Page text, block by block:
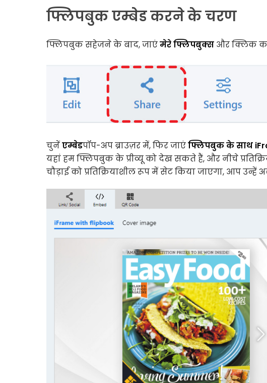
फ्लिपबुक एम्बेड करने के चरण
फ्लिपबुक सहेजने के बाद, जाएंमेरे फ्लिपबुक्स और क्लिक
चुनेंएम्बेडपॉप-अप ब्राउज़र में, फिर जाएंफ्लिपबुक के साथ
यहां हम फ्लिपबुक के प्रीव्यू को देख सकते हैं, और नीचे
चौड़ाई को प्रतिक्रियाशील रूप में सेट किया जाएगा, आप